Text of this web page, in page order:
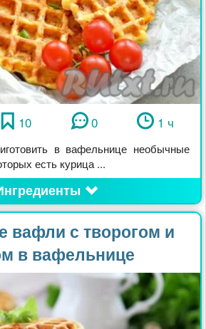
10 0 1 ч
в вафельнице необычные
есть курица ...
вафли с творогом и
в вафельнице